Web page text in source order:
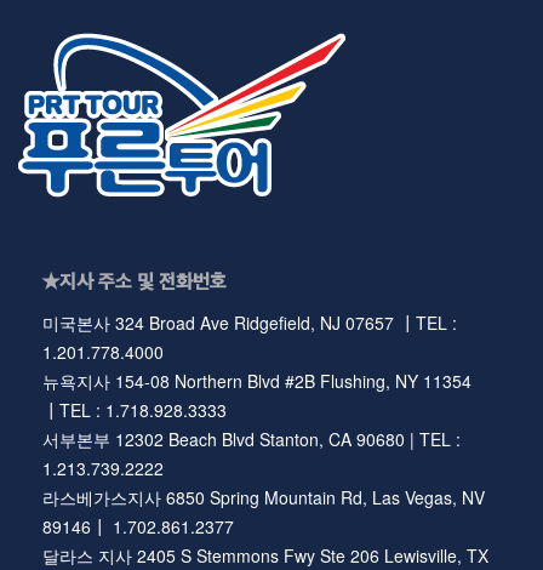
★지사 주소 및 전화번호
미국본사 324 Broad Ave Ridgefield, NJ 07657 ┃TEL :
1.201.778.4000
뉴욕지사 154-08 Northern Blvd #2B Flushing, NY 11354
┃TEL : 1.718.928.3333
서부본부 12302 Beach Blvd Stanton, CA 90680 | TEL :
1.213.739.2222
라스베가스지사 6850 Spring Mountain Rd, Las Vegas, NV
89146┃ 1.702.861.2377
달라스 지사 2405 S Stemmons Fwy Ste 206 Lewisville, TX